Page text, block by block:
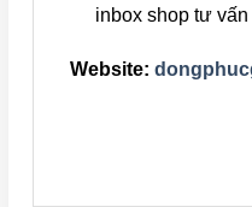
inbox shop tư
Website: